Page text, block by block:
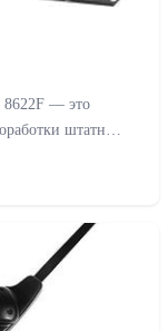
8622F — это
штатн…